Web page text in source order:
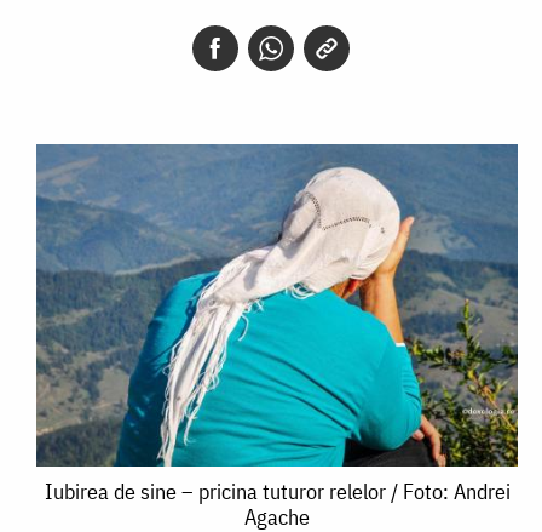
Iubirea
Iubirea de sine – pricina tuturor relelor / Foto: Andrei
Agache